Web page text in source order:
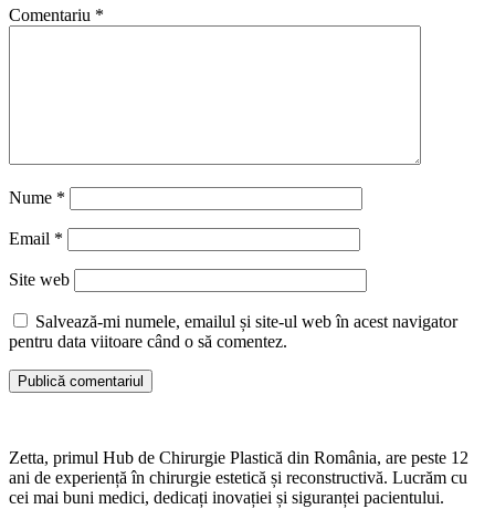
Comentariu *
Nume *
Email *
Site web
Salvează-mi numele, emailul și site-ul web în acest navigator
pentru data viitoare când o să comentez.
Zetta, primul Hub de Chirurgie Plastică din România, are peste 12
ani de experiență în chirurgie estetică și reconstructivă. Lucrăm cu
cei mai buni medici, dedicați inovației și siguranței pacientului.